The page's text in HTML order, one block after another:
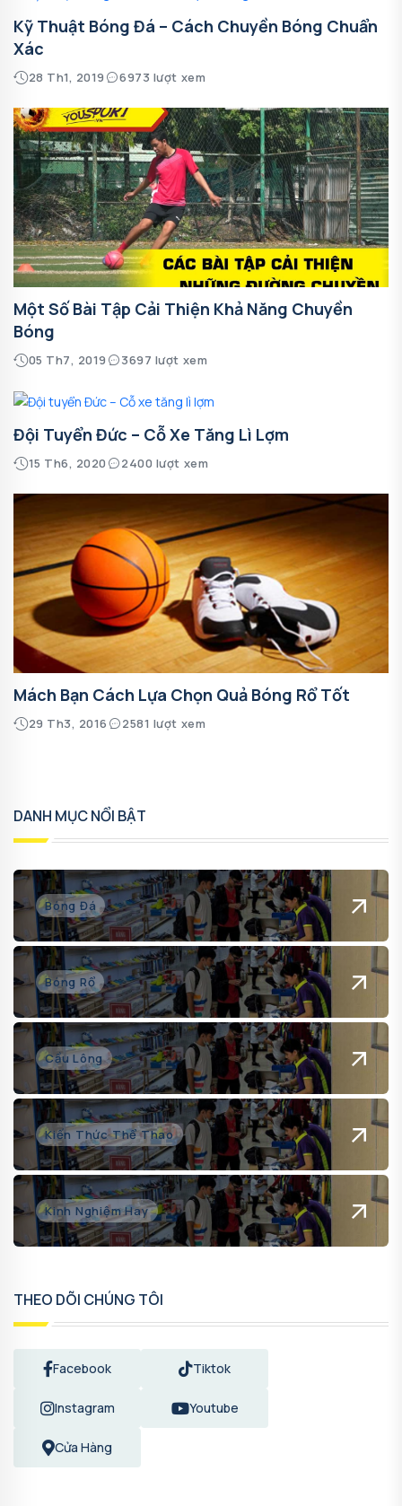
Kỹ Thuật Bóng Đá – Cách Chuyền Bóng Chuẩn
Xác
28 Th1, 2019 6973 lượt xem
Một Số Bài Tập Cải Thiện Khả Năng Chuyền
Bóng
05 Th7, 2019 3697 lượt xem
Đội Tuyển Đức – Cỗ Xe Tăng Lì Lợm
15 Th6, 2020 2400 lượt xem
Mách Bạn Cách Lựa Chọn Quả Bóng Rổ Tốt
29 Th3, 2016 2581 lượt xem
DANH MỤC NỔI BẬT
Bóng Đá
Bóng Rổ
Cầu Lông
Kiến Thức Thể Thao
Kinh Nghiệm Hay
THEO DÕI CHÚNG TÔI
Facebook Tiktok
Instagram Youtube
Cửa Hàng